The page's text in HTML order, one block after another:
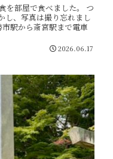
を部屋で食べました。 つ
し、写真は撮り忘れまし
駅から斎宮駅まで電車
2026.06.17